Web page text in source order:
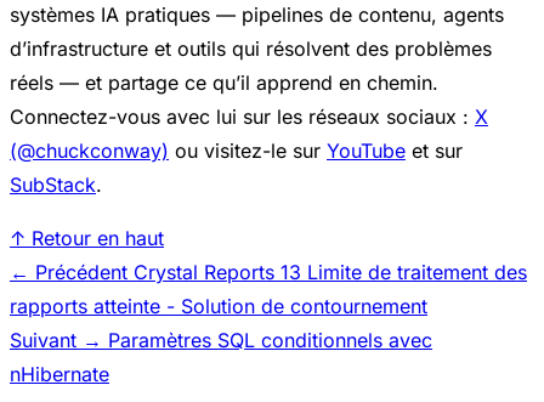
systèmes IA pratiques — pipelines de contenu, agents
d’infrastructure et outils qui résolvent des problèmes
réels — et partage ce qu’il apprend en chemin.
Connectez-vous avec lui sur les réseaux sociaux : X
(@chuckconway) ou visitez-le sur YouTube et sur
SubStack.
↑ Retour en haut
← Précédent Crystal Reports 13 Limite de traitement des
rapports atteinte - Solution de contournement
Suivant → Paramètres SQL conditionnels avec
nHibernate